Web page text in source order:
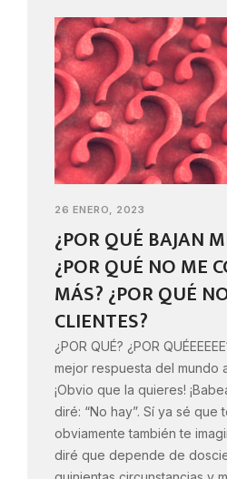
26 ENERO, 2023
¿POR QUÉ BAJAN
¿POR QUÉ NO ME
MÁS? ¿POR QUÉ
CLIENTES?
¿POR QUÉ? ¿POR
mejor respuesta del mundo
¡Obvio que la quieres!
diré: “No hay”. Sí ya sé que
obviamente también te
diré que depende de